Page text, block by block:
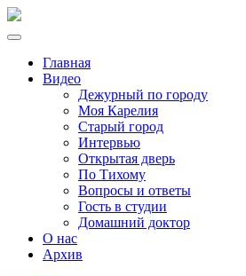
Главная
Видео
Дежурный по городу
Моя Карелия
Старый город
Интервью
Открытая дверь
По Тихому
Вопросы и ответы
Гость в студии
Домашний доктор
О нас
Архив